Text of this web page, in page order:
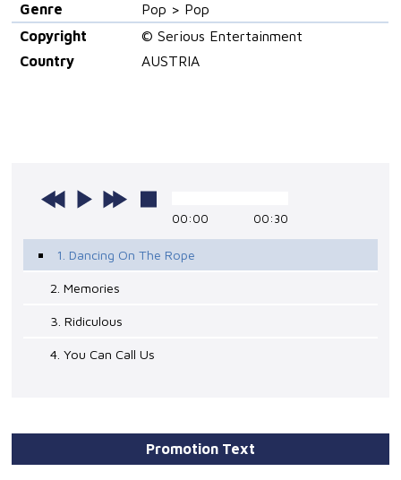
Genre
Pop > Pop
Copyright
© Serious Entertainment
Country
AUSTRIA
00:00 00:30
1. Dancing On The Rope
2. Memories
3. Ridiculous
4. You Can Call Us
Promotion Text